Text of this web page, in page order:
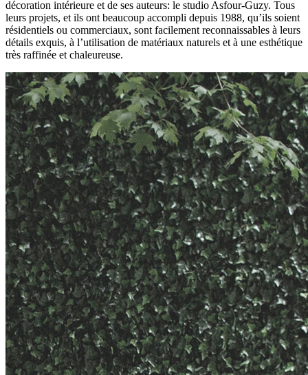
décoration intérieure et de ses auteurs: le studio Asfour-Guzy. Tous
leurs projets, et ils ont beaucoup accompli depuis 1988, qu’ils soient
résidentiels ou commerciaux, sont facilement reconnaissables à leurs
détails exquis, à l’utilisation de matériaux naturels et à une esthétique
très raffinée et chaleureuse.